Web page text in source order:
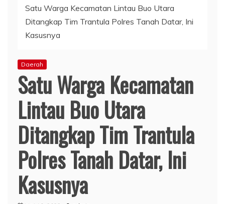
Satu Warga Kecamatan Lintau Buo Utara
Ditangkap Tim Trantula Polres Tanah Datar, Ini
Kasusnya
Daerah
Satu Warga Kecamatan
Lintau Buo Utara
Ditangkap Tim Trantula
Polres Tanah Datar, Ini
Kasusnya